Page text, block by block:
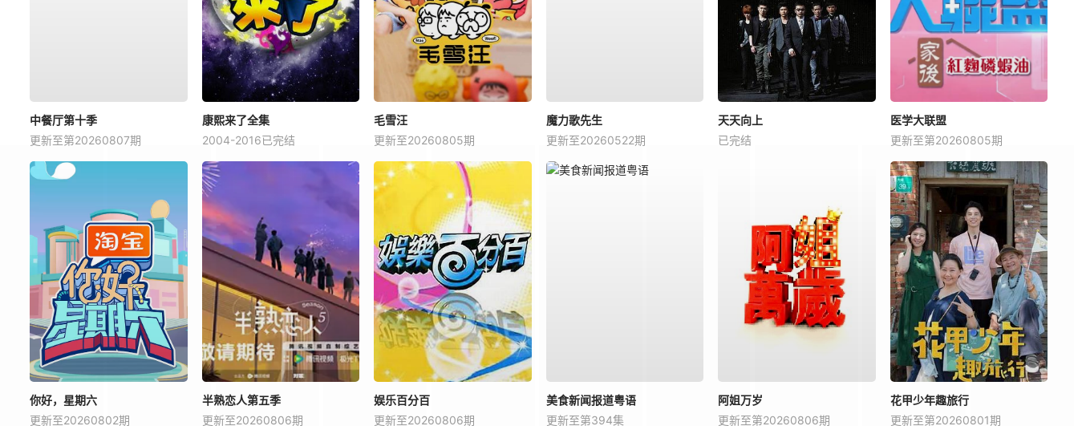
中餐厅第十季
更新至第20260807期
康熙来了全集
2004-2016已完结
毛雪汪
更新至20260805期
魔力歌先生
更新至20260522期
天天向上
已完结
医学大联盟
更新至第20260805期
你好，星期六
更新至20260802期
半熟恋人第五季
更新至20260806期
娱乐百分百
更新至20260806期
美食新闻报道粤语
更新至第394集
阿姐万岁
更新至第20260806期
花甲少年趣旅行
更新至第20260801期